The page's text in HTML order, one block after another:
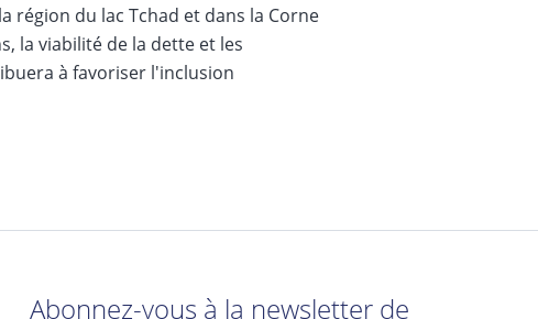
région du lac Tchad et dans la Corne
la viabilité de la dette et les
à favoriser l'inclusion
Abonnez-vous à la newsletter de